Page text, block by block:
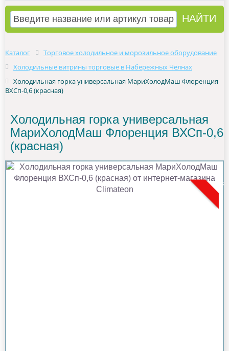
Каталог
Торговое холодильное и морозильное оборудование
Холодильные витрины торговые в Набережных Челнах
Холодильная горка универсальная МариХолодМаш Флоренция
ВХСп-0,6 (красная)
Холодильная горка универсальная
МариХолодМаш Флоренция ВХСп-0,6
(красная)